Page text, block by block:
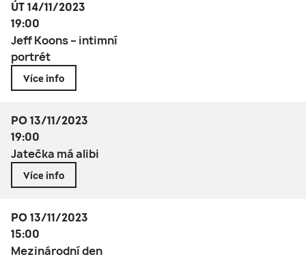
ÚT 14/11/2023
19:00
Jeff Koons – intimní
portrét
Více info
PO 13/11/2023
19:00
Jatečka má alibi
Více info
PO 13/11/2023
15:00
Mezinárodní den